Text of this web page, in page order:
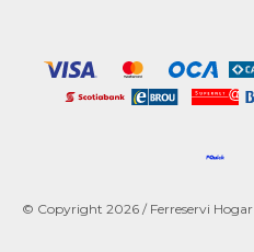
© Copyright 2026 / Ferreservi Hogar